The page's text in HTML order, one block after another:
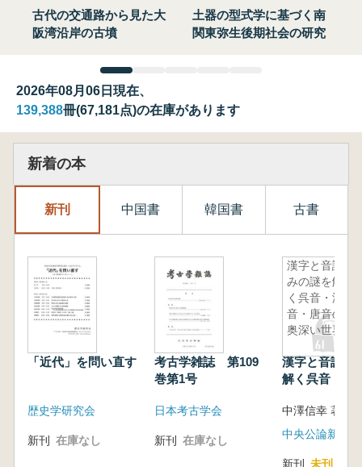
古代の交通路から見た大
阪湾沿岸の古墳
土器の型式学に基づく南
関東弥生後期社会の研究
2026年08月06日現在、
139,388冊(67,181点)の在庫があります
新着の本
新刊 中国書 韓国書 古書
「近代」を問い直す
歴史学研究会
新刊 在庫なし
考古学雑誌 第109
巻第1号
日本考古学会
新刊 在庫なし
漢字と音読
みの謎を解
く呉音・漢
音・唐音の
奥深い世界
漢字と音読み
解く呉音・漢
中澤信幸 著
中央公論新社
新刊 未刊